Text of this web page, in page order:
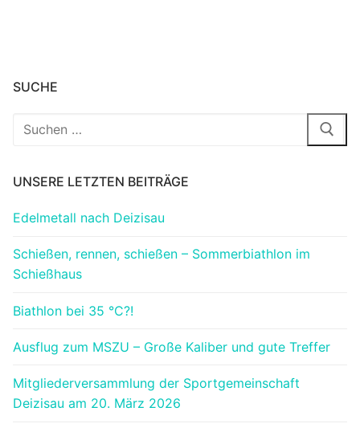
SUCHE
Suchen
UNSERE LETZTEN BEITRÄGE
Edelmetall nach Deizisau
Schießen, rennen, schießen – Sommerbiathlon im
Schießhaus
Biathlon bei 35 °C?!
Ausflug zum MSZU – Große Kaliber und gute Treffer
Mitgliederversammlung der Sportgemeinschaft
Deizisau am 20. März 2026